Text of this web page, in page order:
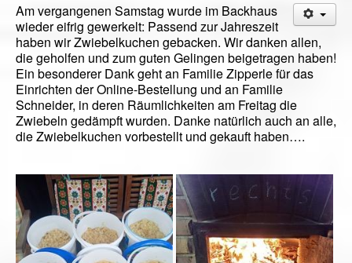
Am vergangenen Samstag wurde im Backhaus
wieder eifrig gewerkelt: Passend zur Jahreszeit
haben wir Zwiebelkuchen gebacken. Wir danken allen,
die geholfen und zum guten Gelingen beigetragen haben!
Ein besonderer Dank geht an Familie Zipperle für das
Einrichten der Online-Bestellung und an Familie
Schneider, in deren Räumlichkeiten am Freitag die
Zwiebeln gedämpft wurden. Danke natürlich auch an alle,
die Zwiebelkuchen vorbestellt und gekauft haben….